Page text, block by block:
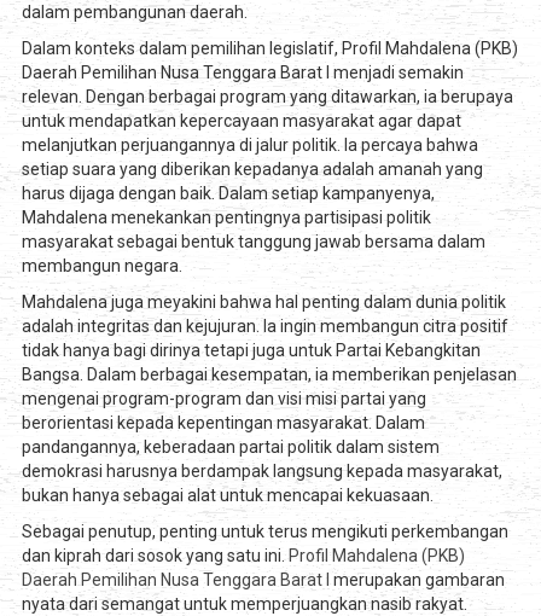
dalam pembangunan daerah.
Dalam konteks dalam pemilihan legislatif, Profil Mahdalena (PKB)
Daerah Pemilihan Nusa Tenggara Barat I menjadi semakin
relevan. Dengan berbagai program yang ditawarkan, ia berupaya
untuk mendapatkan kepercayaan masyarakat agar dapat
melanjutkan perjuangannya di jalur politik. Ia percaya bahwa
setiap suara yang diberikan kepadanya adalah amanah yang
harus dijaga dengan baik. Dalam setiap kampanyenya,
Mahdalena menekankan pentingnya partisipasi politik
masyarakat sebagai bentuk tanggung jawab bersama dalam
membangun negara.
Mahdalena juga meyakini bahwa hal penting dalam dunia politik
adalah integritas dan kejujuran. Ia ingin membangun citra positif
tidak hanya bagi dirinya tetapi juga untuk Partai Kebangkitan
Bangsa. Dalam berbagai kesempatan, ia memberikan penjelasan
mengenai program-program dan visi misi partai yang
berorientasi kepada kepentingan masyarakat. Dalam
pandangannya, keberadaan partai politik dalam sistem
demokrasi harusnya berdampak langsung kepada masyarakat,
bukan hanya sebagai alat untuk mencapai kekuasaan.
Sebagai penutup, penting untuk terus mengikuti perkembangan
dan kiprah dari sosok yang satu ini. Profil Mahdalena (PKB)
Daerah Pemilihan Nusa Tenggara Barat I merupakan gambaran
nyata dari semangat untuk memperjuangkan nasib rakyat.